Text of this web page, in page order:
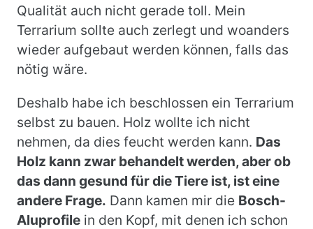
Qualität auch nicht gerade toll. Mein
Terrarium sollte auch zerlegt und woanders
wieder aufgebaut werden können, falls das
nötig wäre.
Deshalb habe ich beschlossen ein Terrarium
selbst zu bauen. Holz wollte ich nicht
nehmen, da dies feucht werden kann. Das
Holz kann zwar behandelt werden, aber ob
das dann gesund für die Tiere ist, ist eine
andere Frage. Dann kamen mir die Bosch-
Aluprofile in den Kopf, mit denen ich schon